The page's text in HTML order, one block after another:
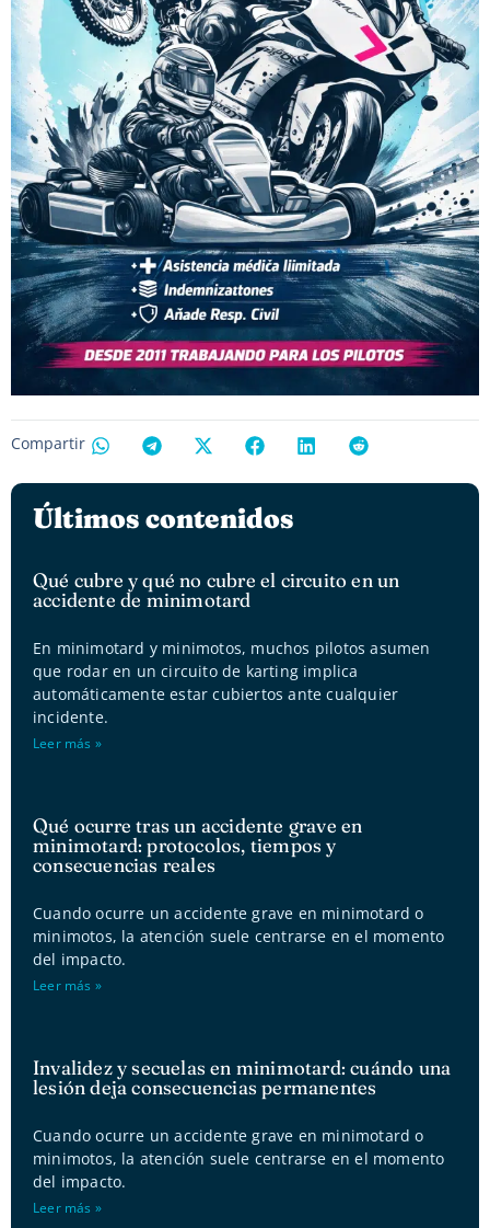
Compartir
Últimos contenidos
Qué cubre y qué no cubre el circuito en un
accidente de minimotard
En minimotard y minimotos, muchos pilotos asumen
que rodar en un circuito de karting implica
automáticamente estar cubiertos ante cualquier
incidente.
Leer más »
Qué ocurre tras un accidente grave en
minimotard: protocolos, tiempos y
consecuencias reales
Cuando ocurre un accidente grave en minimotard o
minimotos, la atención suele centrarse en el momento
del impacto.
Leer más »
Invalidez y secuelas en minimotard: cuándo una
lesión deja consecuencias permanentes
Cuando ocurre un accidente grave en minimotard o
minimotos, la atención suele centrarse en el momento
del impacto.
Leer más »